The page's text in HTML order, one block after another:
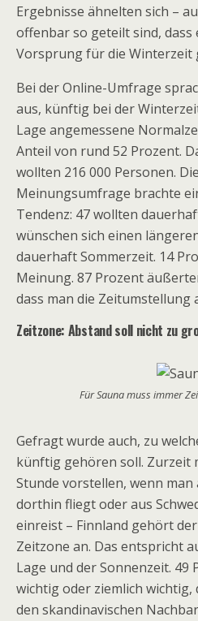
Ergebnisse ähnelten sich –
offenbar so geteilt sind, dass
Vorsprung für die Winterzeit
Bei der Online-Umfrage
aus, künftig bei der
Lage angemessene
Anteil von rund 52 Prozent.
wollten 216 000 Personen.
Meinungsumfrage brachte
Tendenz: 47 wollten
wünschen sich einen
dauerhaft Sommerzeit. 14
Meinung. 87 Prozent
dass man die Zeitumstellung
Zeitzone: Abstand soll nicht zu
Für Sauna muss immer
Gefragt wurde auch, zu
künftig gehören soll. Zurzeit
Stunde vorstellen, wenn
dorthin fliegt oder aus
einreist – Finnland gehört
Zeitzone an. Das entspricht
Lage und der Sonnenzeit. 49
wichtig oder ziemlich wichtig,
den skandinavischen